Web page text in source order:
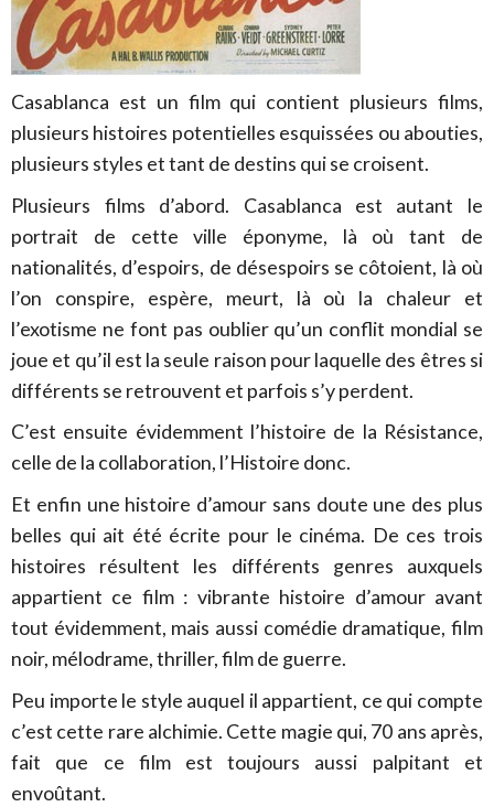
Casablanca est un film qui contient plusieurs films,
plusieurs histoires potentielles esquissées ou abouties,
plusieurs styles et tant de destins qui se croisent.
Plusieurs films d’abord. Casablanca est autant le
portrait de cette ville éponyme, là où tant de
nationalités, d’espoirs, de désespoirs se côtoient, là où
l’on conspire, espère, meurt, là où la chaleur et
l’exotisme ne font pas oublier qu’un conflit mondial se
joue et qu’il est la seule raison pour laquelle des êtres si
différents se retrouvent et parfois s’y perdent.
C’est ensuite évidemment l’histoire de la Résistance,
celle de la collaboration, l’Histoire donc.
Et enfin une histoire d’amour sans doute une des plus
belles qui ait été écrite pour le cinéma. De ces trois
histoires résultent les différents genres auxquels
appartient ce film : vibrante histoire d’amour avant
tout évidemment, mais aussi comédie dramatique, film
noir, mélodrame, thriller, film de guerre.
Peu importe le style auquel il appartient, ce qui compte
c’est cette rare alchimie. Cette magie qui, 70 ans après,
fait que ce film est toujours aussi palpitant et
envoûtant.